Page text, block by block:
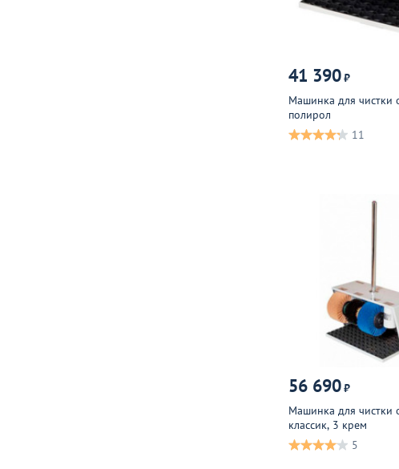
41 390₽
Машинка для чистки
полирол
11
56 690₽
Машинка для чистки
классик, 3 крем
5